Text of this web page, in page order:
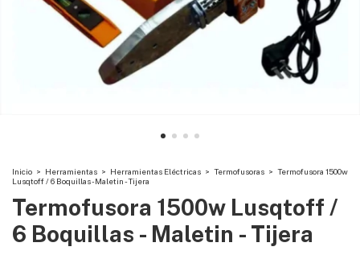
Inicio > Herramientas > Herramientas Eléctricas > Termofusoras > Termofusora 1500w
Lusqtoff / 6 Boquillas - Maletin - Tijera
Termofusora 1500w Lusqtoff /
6 Boquillas - Maletin - Tijera